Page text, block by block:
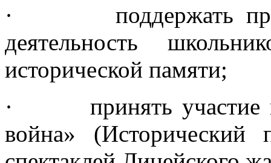
· поддержать
деятельность
исторической памяти;
· принять участие в
война» (Исторический